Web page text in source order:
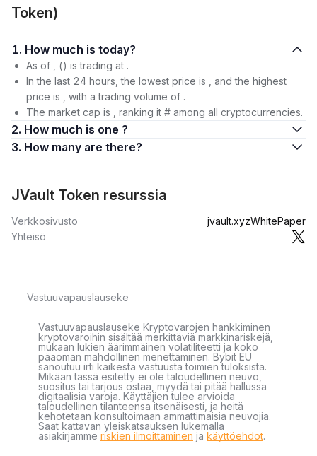
Token)
1. How much is today?
As of , () is trading at .
In the last 24 hours, the lowest price is , and the highest
price is , with a trading volume of .
The market cap is , ranking it # among all cryptocurrencies.
2. How much is one ?
3. How many are there?
JVault Token resurssia
Verkkosivusto jvault.xyzWhitePaper
Yhteisö
Vastuuvapauslauseke
Vastuuvapauslauseke Kryptovarojen hankkiminen
kryptovaroihin sisältää merkittäviä markkinariskejä,
mukaan lukien äärimmäinen volatiliteetti ja koko
pääoman mahdollinen menettäminen. Bybit EU
sanoutuu irti kaikesta vastuusta toimien tuloksista.
Mikään tässä esitetty ei ole taloudellinen neuvo,
suositus tai tarjous ostaa, myydä tai pitää hallussa
digitaalisia varoja. Käyttäjien tulee arvioida
taloudellinen tilanteensa itsenäisesti, ja heitä
kehotetaan konsultoimaan ammattimaisia neuvojia.
Saat kattavan yleiskatsauksen lukemalla
asiakirjamme riskien ilmoittaminen ja käyttöehdot.